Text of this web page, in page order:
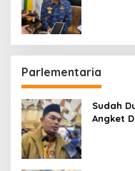
Parlementaria
Sudah
Angket